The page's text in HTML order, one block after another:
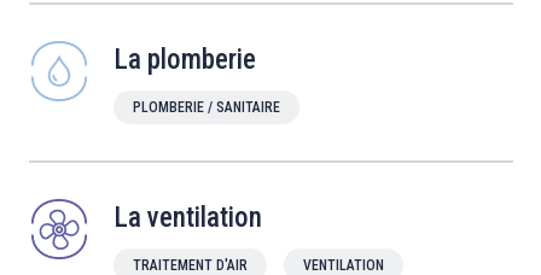
La plomberie
PLOMBERIE / SANITAIRE
La ventilation
TRAITEMENT D'AIR VENTILATION